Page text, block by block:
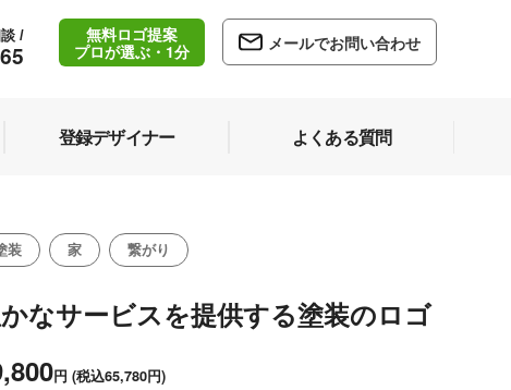
/
無料ロゴ提案
プロが選ぶ・1分
メールでお問い合わせ
登録デザイナー よくある質問
装 家 繋がり
なサービスを提供する塗装のロゴ
円 (税込65,780円)